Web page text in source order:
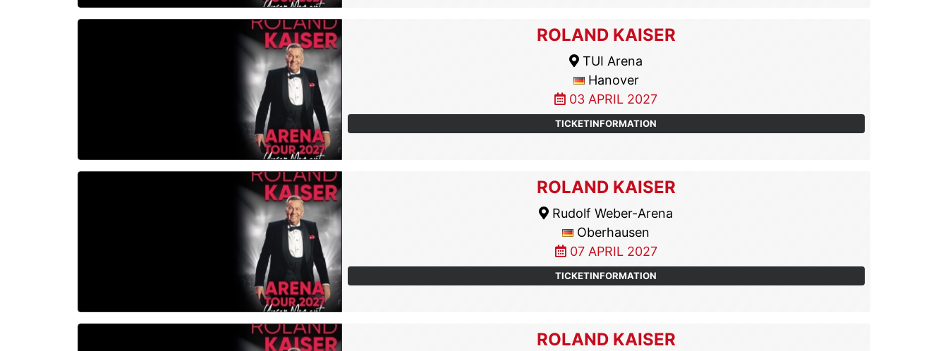
ROLAND KAISER
TUI Arena
Hanover
03 APRIL 2027
TICKETINFORMATION
ROLAND KAISER
Rudolf Weber-Arena
Oberhausen
07 APRIL 2027
TICKETINFORMATION
ROLAND KAISER